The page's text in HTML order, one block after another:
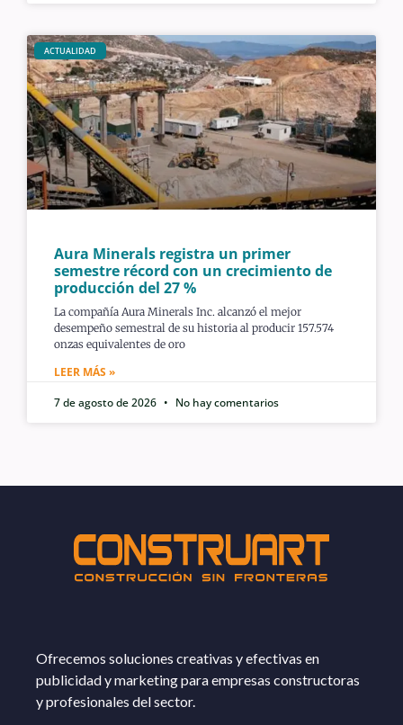
ACTUALIDAD
Aura Minerals registra un primer
semestre récord con un crecimiento de
producción del 27 %
La compañía Aura Minerals Inc. alcanzó el mejor
desempeño semestral de su historia al producir 157.574
onzas equivalentes de oro
LEER MÁS »
7 de agosto de 2026
No hay comentarios
Ofrecemos soluciones creativas y efectivas en
publicidad y marketing para empresas constructoras
y profesionales del sector.